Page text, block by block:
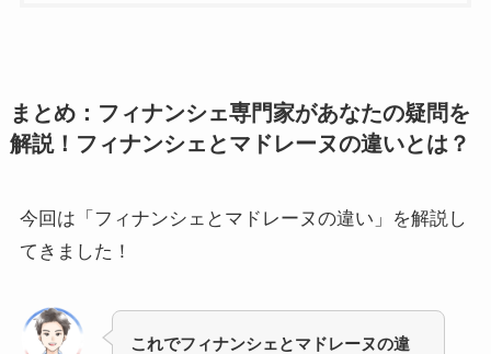
まとめ：フィナンシェ専門家があなたの疑問を
解説！フィナンシェとマドレーヌの違いとは？
今回は「フィナンシェとマドレーヌの違い」を解説し
てきました！
これでフィナンシェとマドレーヌの違